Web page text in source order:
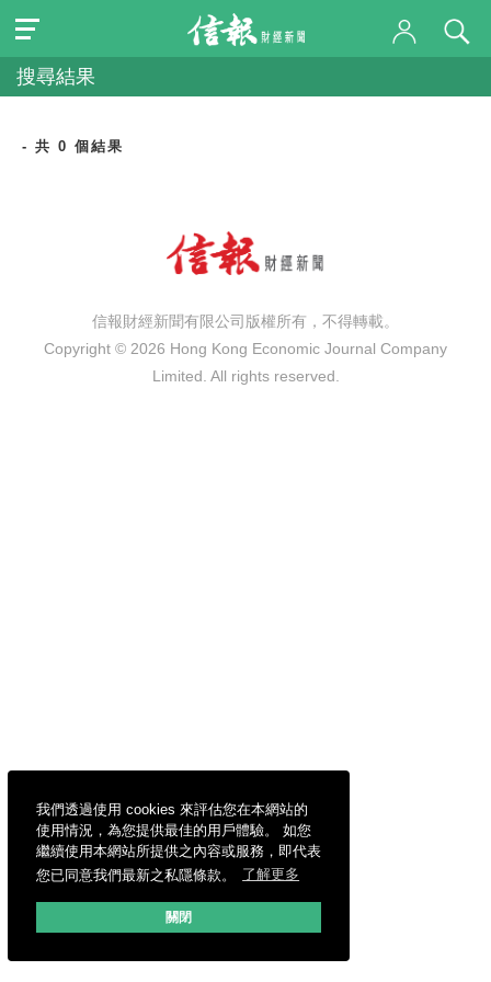
我們透過使用 cookies 來評估您在本網站的
使用情況，為您提供最佳的用戶體驗。 如您
繼續使用本網站所提供之內容或服務，即代表
您已同意我們最新之私隱條款。
了解更多
關閉
搜尋結果
- 共 0 個結果
信報財經新聞有限公司版權所有，不得轉載。
Copyright © 2026 Hong Kong Economic Journal Company
Limited. All rights reserved.